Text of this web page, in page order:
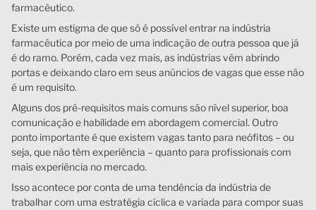
farmacêutico.
Existe um estigma de que só é possível entrar na indústria
farmacêutica por meio de uma indicação de outra pessoa que já
é do ramo. Porém, cada vez mais, as indústrias vêm abrindo
portas e deixando claro em seus anúncios de vagas que esse não
é um requisito.
Alguns dos pré-requisitos mais comuns são nível superior, boa
comunicação e habilidade em abordagem comercial. Outro
ponto importante é que existem vagas tanto para neófitos – ou
seja, que não têm experiência – quanto para profissionais com
mais experiência no mercado.
Isso acontece por conta de uma tendência da indústria de
trabalhar com uma estratégia cíclica e variada para compor suas